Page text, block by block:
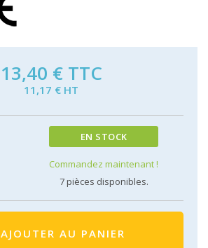
13,40 € TTC
11,17 € HT
EN STOCK
Commandez maintenant !
7pièces disponibles.
AJOUTER AU PANIER